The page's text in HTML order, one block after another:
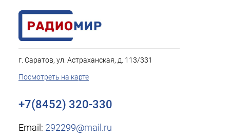
г. Саратов, ул. Астраханская, д. 113/331
Посмотреть на карте
+7(8452) 320-330
Email: 292299@mail.ru